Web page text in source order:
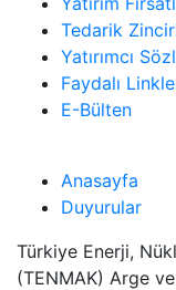
Tedarik
Yatırımcı
Faydalı
E-Bülten
Anasayfa
Duyurular
Türkiye Enerji,
(TENMAK) Arge